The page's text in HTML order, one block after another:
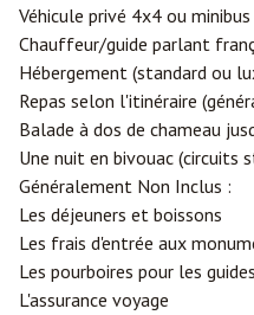
Véhicule privé 4x4 ou
Chauffeur/guide parlant
Hébergement (standard ou
Repas selon l'itinéraire
Balade à dos de chameau
Une nuit en bivouac (circuits
Généralement Non Inclus :
Les déjeuners et boissons
Les frais d'entrée aux
Les pourboires pour les
L'assurance voyage